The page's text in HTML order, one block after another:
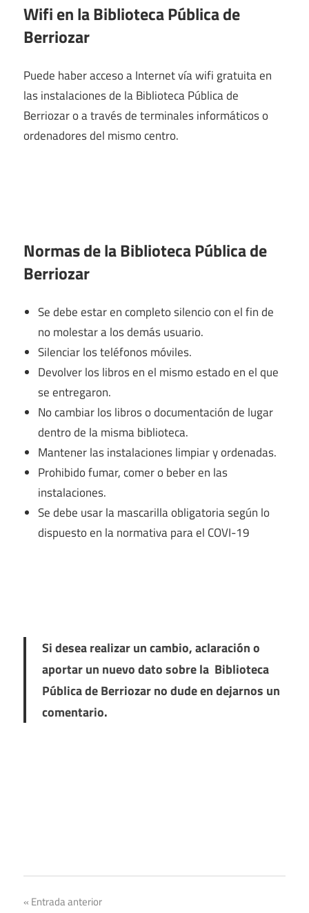
Wifi en laBiblioteca Pública de
Berriozar
Puede haber acceso a Internet vía wifi gratuita en
las instalaciones de la Biblioteca Pública de
Berriozar o a través de terminales informáticos o
ordenadores del mismo centro.
Normas de la Biblioteca Pública de
Berriozar
Se debe estar en completo silencio con el fin de
no molestar a los demás usuario.
Silenciar los teléfonos móviles.
Devolver los libros en el mismo estado en el que
se entregaron.
No cambiar los libros o documentación de lugar
dentro de la misma biblioteca.
Mantener las instalaciones limpiar y ordenadas.
Prohibido fumar, comer o beber en las
instalaciones.
Se debe usar la mascarilla obligatoria según lo
dispuesto en la normativa para el COVI-19
Si desea realizar un cambio, aclaración o
aportar un nuevo dato sobre la Biblioteca
Pública de Berriozar no dude en dejarnos un
comentario.
Navegación
Entrada anterior